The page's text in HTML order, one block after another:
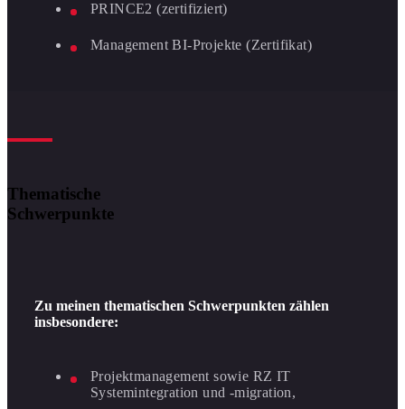
PRINCE2 (zertifiziert)
Management BI-Projekte (Zertifikat)
Thematische
Schwerpunkte
Zu meinen thematischen Schwerpunkten zählen
insbesondere:
Projektmanagement sowie RZ IT
Systemintegration und -migration,